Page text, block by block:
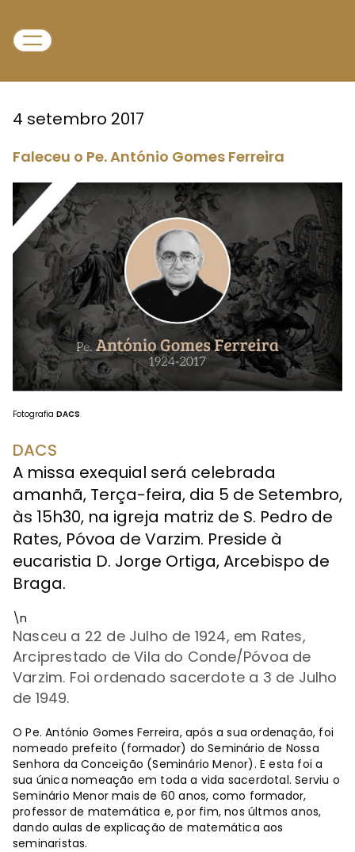
4 setembro 2017
Faleceu o Pe. António Gomes Ferreira
Fotografia DACS
DACS
A missa exequial será celebrada
amanhã, Terça-feira, dia 5 de Setembro,
às 15h30, na igreja matriz de S. Pedro de
Rates, Póvoa de Varzim. Preside à
eucaristia D. Jorge Ortiga, Arcebispo de
Braga.
\n
Nasceu a 22 de Julho de 1924, em Rates,
Arciprestado de Vila do Conde/Póvoa de
Varzim. Foi ordenado sacerdote a 3 de Julho
de 1949.
O Pe. António Gomes Ferreira, após a sua ordenação, foi
nomeado prefeito (formador) do Seminário de Nossa
Senhora da Conceição (Seminário Menor). E esta foi a
sua única nomeação em toda a vida sacerdotal. Serviu o
Seminário Menor mais de 60 anos, como formador,
professor de matemática e, por fim, nos últmos anos,
dando aulas de explicação de matemática aos
seminaristas.